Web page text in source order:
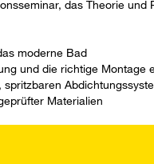
das Theorie und
moderne Bad
und die richtige Montage
Materialien